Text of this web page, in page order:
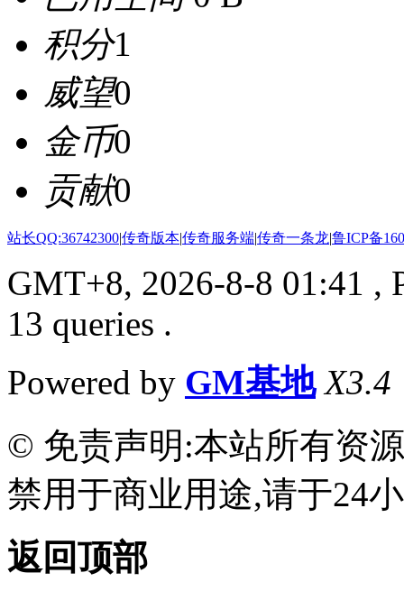
积分1
威望0
金币0
贡献0
站长QQ:36742300|传奇版本|传奇服务端|传奇一条龙|鲁ICP备
GMT+8, 2026-8-8 01:41 ,
13 queries .
Powered by GM基地 X3.4
© 免责声明:本站所有资
禁用于商业用途,请于24
返回顶部